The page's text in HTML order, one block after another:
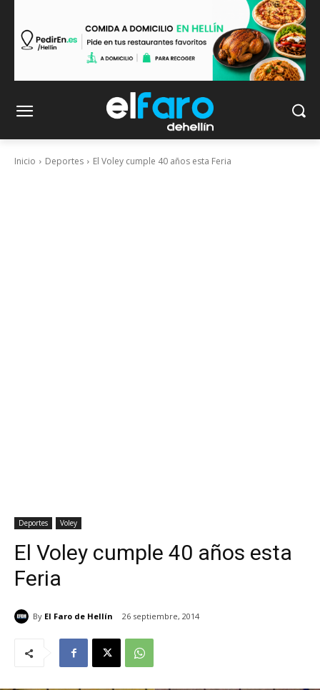
Inicio Deportes El Voley cumple 40 años esta Feria
Deportes Voley
El Voley cumple 40 años esta
Feria
By El Faro de Hellín 26 septiembre, 2014